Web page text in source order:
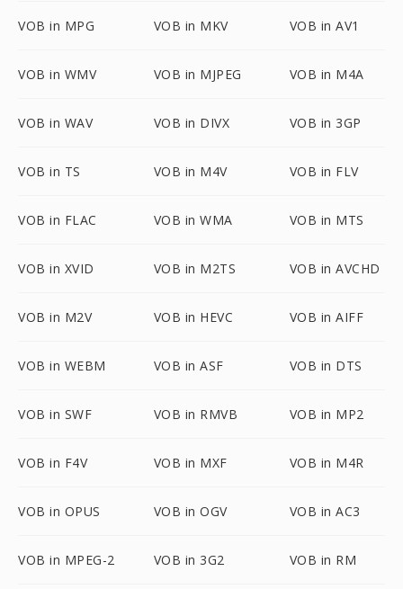
VOB in MPG VOB in MKV VOB in AV1
VOB in WMV VOB in MJPEG VOB in M4A
VOB in WAV VOB in DIVX VOB in 3GP
VOB in TS VOB in M4V VOB in FLV
VOB in FLAC VOB in WMA VOB in MTS
VOB in XVID VOB in M2TS VOB in AVCHD
VOB in M2V VOB in HEVC VOB in AIFF
VOB in WEBM VOB in ASF VOB in DTS
VOB in SWF VOB in RMVB VOB in MP2
VOB in F4V VOB in MXF VOB in M4R
VOB in OPUS VOB in OGV VOB in AC3
VOB in MPEG-2 VOB in 3G2 VOB in RM